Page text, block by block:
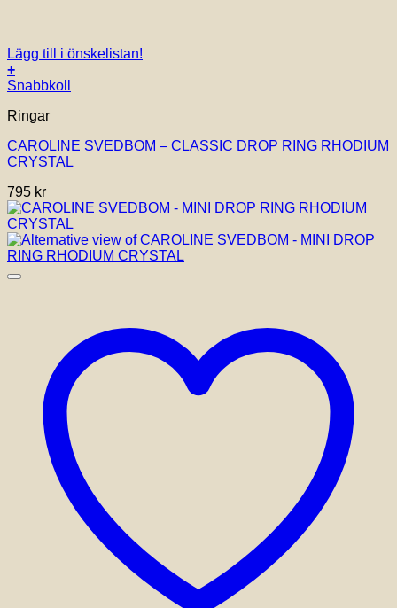
Lägg till i önskelistan!
+
Snabbkoll
Ringar
CAROLINE SVEDBOM – CLASSIC DROP RING RHODIUM
CRYSTAL
795 kr